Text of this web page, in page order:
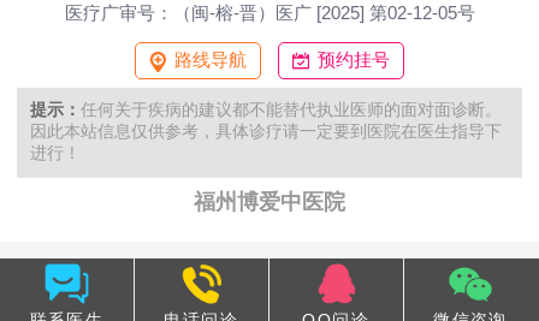
医疗广审号：（闽-榕-晋）医广 [2025] 第02-12-05号
路线导航 预约挂号
提示： 任何关于疾病的建议都不能替代执业医师的面对面诊断。
因此本站信息仅供参考，具体诊疗请一定要到医院在医生指导下
进行！
福州博爱中医院